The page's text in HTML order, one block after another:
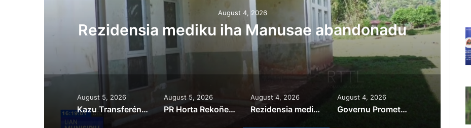
August 4, 2026
Rezidensia mediku iha Manusae abandonadu
August 5, 2026
Kazu Transferénsia Osan Millaun 42 Husi Singapura, Advogadu Sei Halo Rekursu
August 5, 2026
PR Horta Rekoñese Timoroan Sira Iha Diáspora Nia Kontribuisaun
August 4, 2026
Rezidensia mediku iha Manusae abandonadu
August 4, 2026
Governu Promete Tau Prioridade ba Setór Minerais no Setór Produtivu